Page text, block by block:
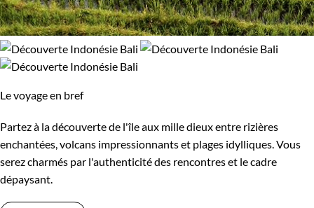
Le voyage en bref
Partez à la découverte de l'île aux mille dieux entre rizières
enchantées, volcans impressionnants et plages idylliques. Vous
serez charmés par l'authenticité des rencontres et le cadre
dépaysant.